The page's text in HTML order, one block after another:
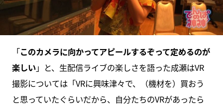
「このカメラに向かってアピールするぞって定めるのが
楽しい」と、生配信ライブの楽しさを語った成瀬はVR
撮影については「VRに興味津々で、（機材を）買おう
と思っていたぐらいだから、自分たちのVRがあったら